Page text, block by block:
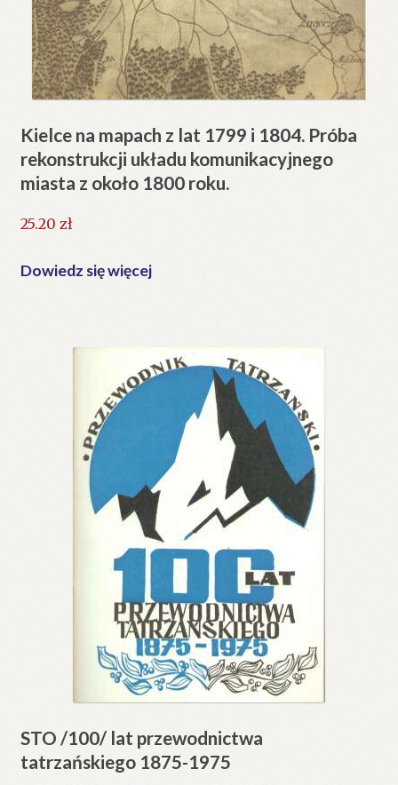
Kielce na mapach z lat 1799 i 1804. Próba
rekonstrukcji układu komunikacyjnego
miasta z około 1800 roku.
25.20 zł
Dowiedz się więcej
STO /100/ lat przewodnictwa
tatrzańskiego 1875-1975